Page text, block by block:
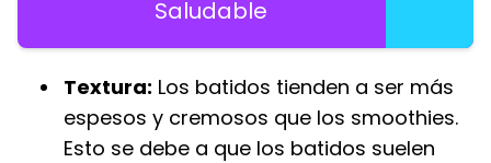
Saludable
Textura: Los batidos tienden a ser más
espesos y cremosos que los smoothies.
Esto se debe a que los batidos suelen